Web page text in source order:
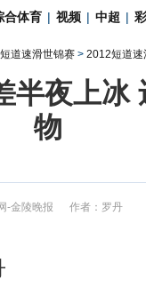
合体育 | 视频 | 中超 |
道速滑世锦赛 > 2012短道速
半夜上冰
物
-金陵晚报 作者：罗丹